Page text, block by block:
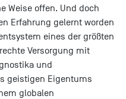
Weise offen. Und doch
Erfahrung gelernt worden
eines der größten
Versorgung mit
und
geistigen Eigentums
globalen